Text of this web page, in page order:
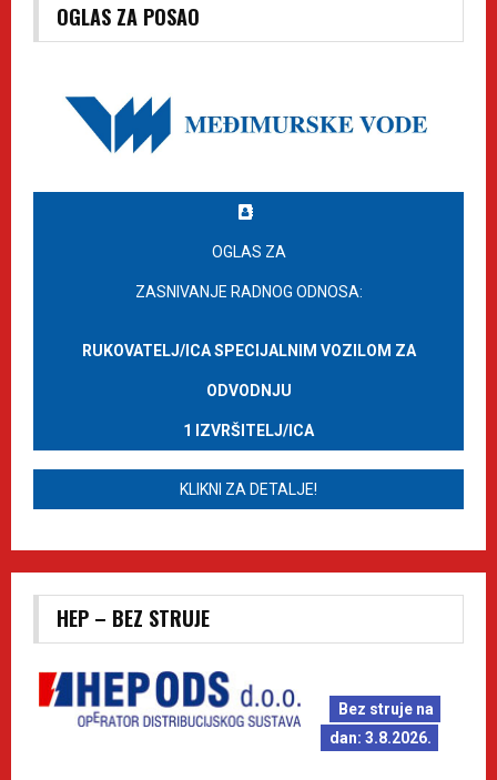
OGLAS ZA POSAO
OGLAS ZA
ZASNIVANJE RADNOG ODNOSA:
RUKOVATELJ/ICA SPECIJALNIM VOZILOM ZA
ODVODNJU
1 IZVRŠITELJ/ICA
KLIKNI ZA DETALJE!
HEP – BEZ STRUJE
Bez struje na
dan: 3.8.2026.